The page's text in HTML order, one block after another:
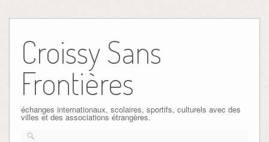
content
Croissy Sans
Frontières
échanges internationaux, scolaires, sportifs, culturels avec des
villes et des associations étrangères.